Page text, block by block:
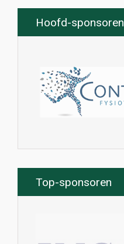
Hoofd-sponsoren
Top-sponsoren